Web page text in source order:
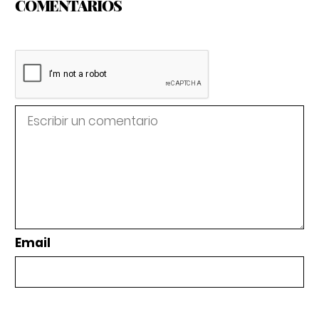
COMENTARIOS
Email